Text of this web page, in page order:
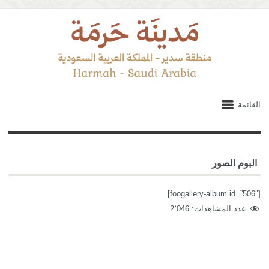
القائمة
البوم الصور
[foogallery-album id=”506″]
عدد المشاهدات: 2٬046